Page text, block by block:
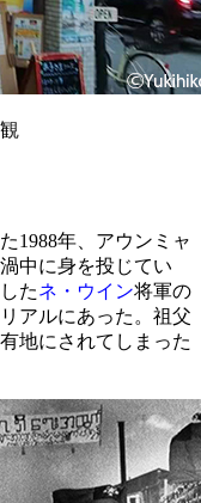
1988年、アウンミャ
中に身を投じてい
たネ・ウイン将軍の
アルにあった。祖父
地にされてしまった